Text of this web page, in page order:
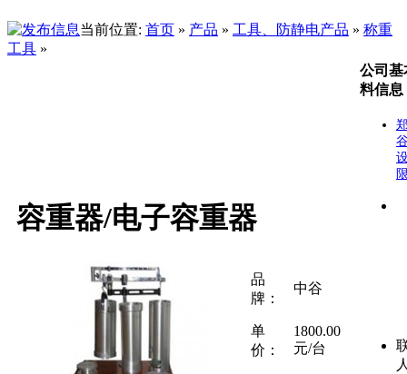
当前位置: 首页 » 产品 » 工具、防静电产品 » 称重
工具 »
容重器/电子容重器
品
牌：
中谷
单
价：
1800.00
元/台
公司基
料信息